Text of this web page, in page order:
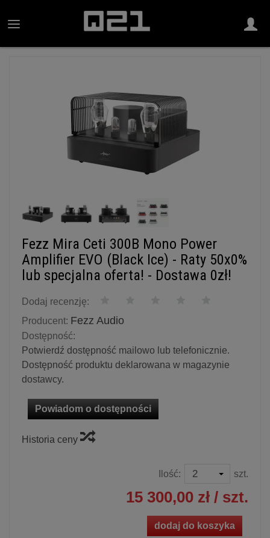
Fezz Mira Ceti 300B Mono Power
Amplifier EVO (Black Ice) - Raty 50x0%
lub specjalna oferta! - Dostawa 0zł!
Dodaj recenzję:
Producent: Fezz Audio
Dostępność:
Potwierdź dostępność mailowo lub telefonicznie.
Dostępność produktu deklarowana w magazynie
dostawcy.
Powiadom o dostępności
Historia ceny
Ilość: szt.
15 300,00 zł / szt.
dodaj do koszyka